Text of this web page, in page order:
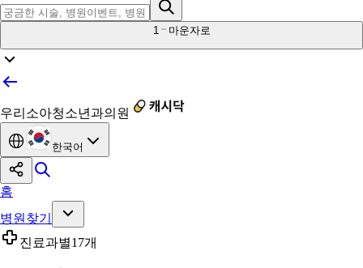
1 마운자로
우리소아청소년과의원
한국어
홈
병원찾기
진료과별17개